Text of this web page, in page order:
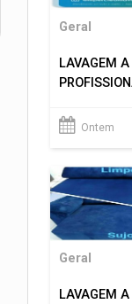
Geral
LAVAGEM A
Ontem
Geral
LAVAGEM A